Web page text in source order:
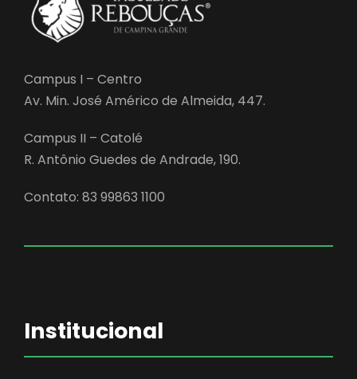
Campus I – Centro
Av. Min. José Américo de Almeida, 447.
Campus II – Catolé
R. Antônio Guedes de Andrade, 190.
Contato: 83 99863 1100
Institucional